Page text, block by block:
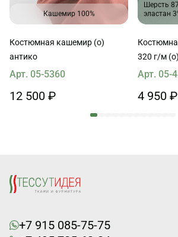
Кашемир 100%
Костюмная кашемир (о)
антико
Арт. 05-5360
12 500 ₽
Шерсть
эластан
320 г/м
Арт. 05-
4 950 ₽
+7 915 085-75-75